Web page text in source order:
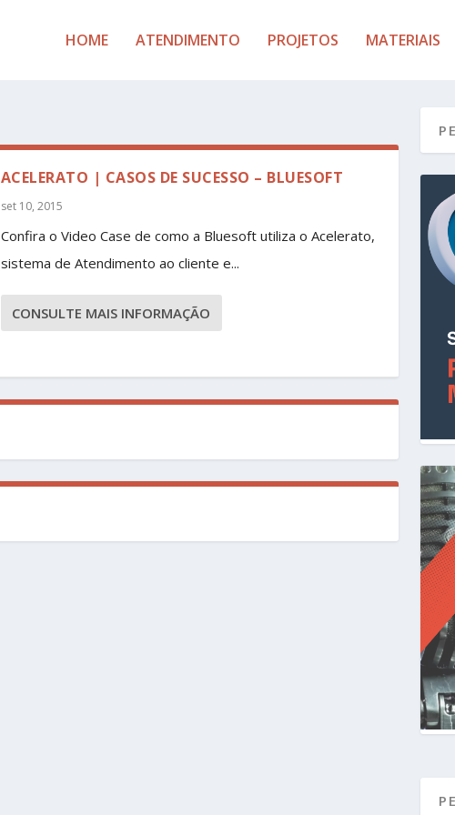
HOME ATENDIMENTO PROJETOS MATERIAIS
ACELERATO | CASOS DE SUCESSO – BLUESOFT
set 10, 2015
Confira o Video Case de como a Bluesoft utiliza o Acelerato,
sistema de Atendimento ao cliente e...
CONSULTE MAIS INFORMAÇÃO